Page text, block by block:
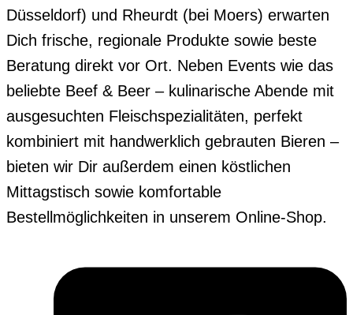
Düsseldorf) und Rheurdt (bei Moers) erwarten
Dich frische, regionale Produkte sowie beste
Beratung direkt vor Ort. Neben Events wie das
beliebte Beef & Beer – kulinarische Abende mit
ausgesuchten Fleischspezialitäten, perfekt
kombiniert mit handwerklich gebrauten Bieren –
bieten wir Dir außerdem einen köstlichen
Mittagstisch sowie komfortable
Bestellmöglichkeiten in unserem Online-Shop.